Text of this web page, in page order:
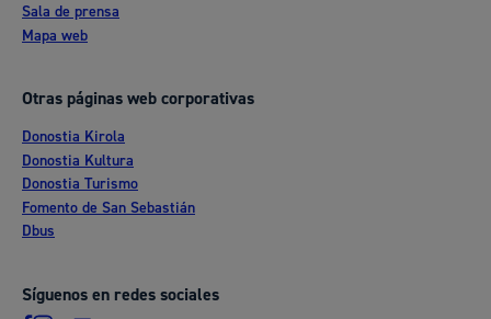
Sala de prensa
Mapa web
Otras páginas web corporativas
Donostia Kirola
Donostia Kultura
Donostia Turismo
Fomento de San Sebastián
Dbus
Síguenos en redes sociales